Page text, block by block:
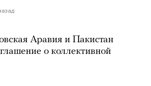
Аравия и Пакистан
о коллективной